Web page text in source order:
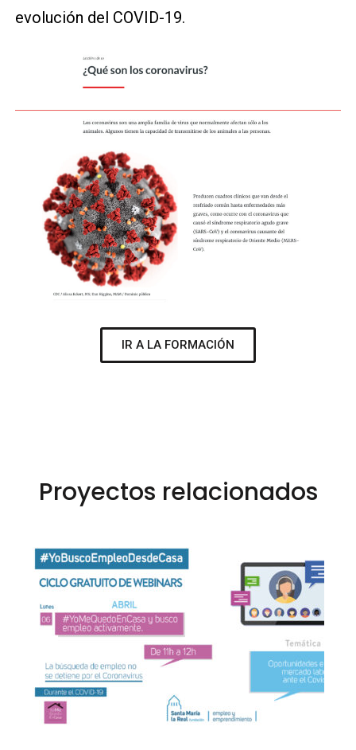
evolución del COVID-19.
IR A LA FORMACIÓN
Proyectos relacionados